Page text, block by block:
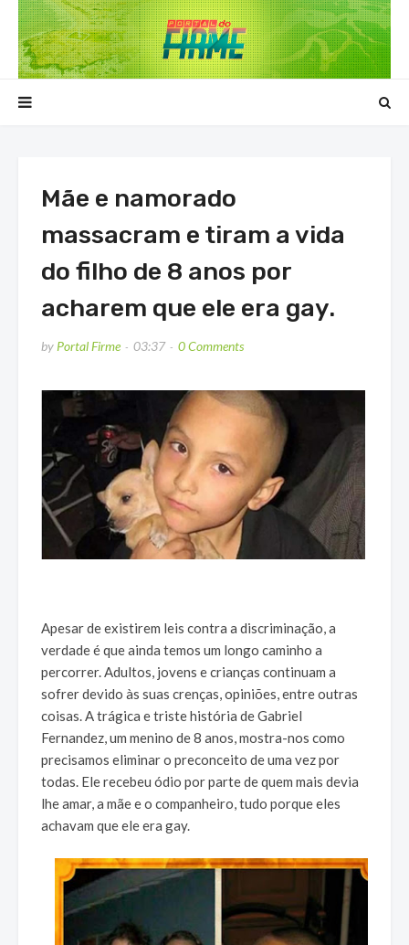
Mãe e namorado
massacram e tiram a vida
do filho de 8 anos por
acharem que ele era gay.
byPortal Firme 03:37 0 Comments
Apesar de existirem leis contra a discriminação, a
verdade é que ainda temos um longo caminho a
percorrer. Adultos, jovens e crianças continuam a
sofrer devido às suas crenças, opiniões, entre outras
coisas. A trágica e triste história de Gabriel
Fernandez, um menino de 8 anos, mostra-nos como
precisamos eliminar o preconceito de uma vez por
todas. Ele recebeu ódio por parte de quem mais devia
lhe amar, a mãe e o companheiro, tudo porque eles
achavam que ele era gay.